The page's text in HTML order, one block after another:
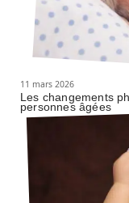
11 mars 2026
Les changements
personnes âgées